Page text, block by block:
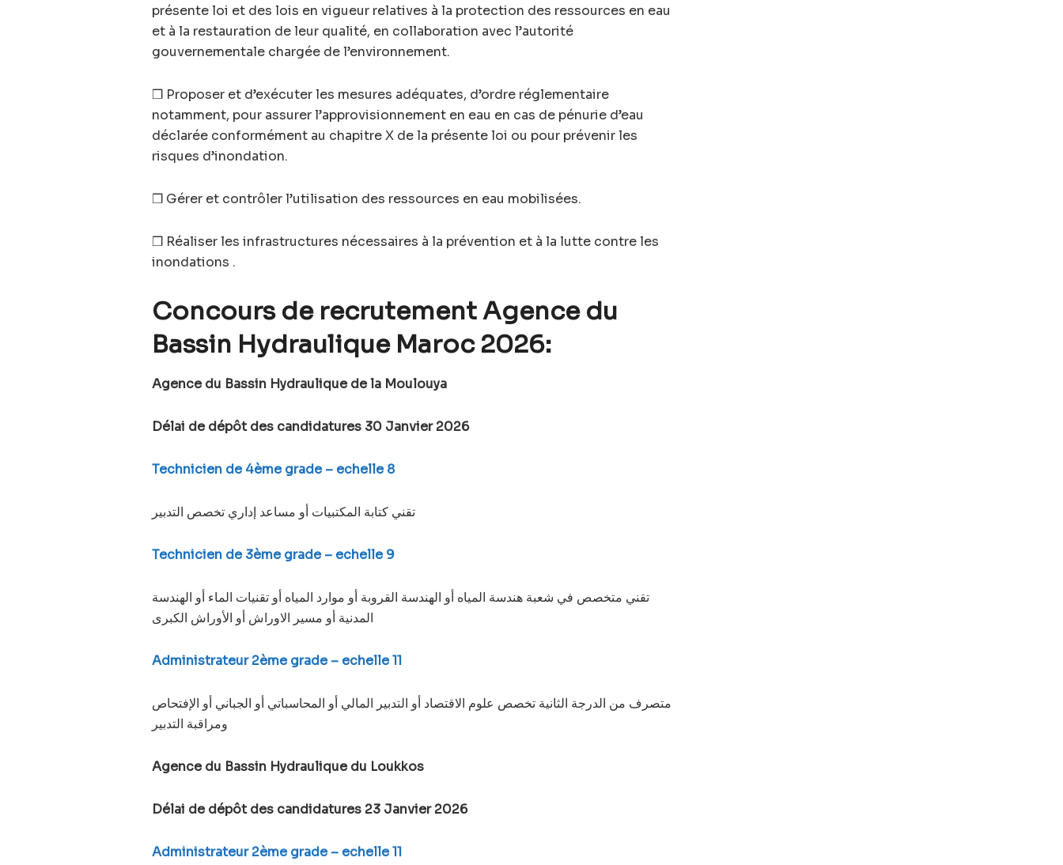
présente loi et des lois en vigueur relatives à la protection des ressources en eau
et à la restauration de leur qualité, en collaboration avec l’autorité
gouvernementale chargée de l’environnement.
❒ Proposer et d’exécuter les mesures adéquates, d’ordre réglementaire
notamment, pour assurer l’approvisionnement en eau en cas de pénurie d’eau
déclarée conformément au chapitre X de la présente loi ou pour prévenir les
risques d’inondation.
❒ Gérer et contrôler l’utilisation des ressources en eau mobilisées.
❒ Réaliser les infrastructures nécessaires à la prévention et à la lutte contre les
inondations .
Concours de recrutement Agence du
Bassin Hydraulique Maroc 2026:
Agence du Bassin Hydraulique de la Moulouya
Délai de dépôt des candidatures 30 Janvier 2026
Technicien de 4ème grade – echelle 8
تقني كتابة المكتبيات أو مساعد إداري تخصص التدبير
Technicien de 3ème grade – echelle 9
تقني متخصص في شعبة هندسة المياه أو الهندسة القروبة أو موارد المياه أو تقنيات الماء أو الهندسة
المدنية أو مسير الاوراش أو الأوراش الكبرى
Administrateur 2ème grade – echelle 11
متصرف من الدرجة الثانية تخصص علوم الاقتصاد أو التدبير المالي أو المحاسباتي أو الجباني أو الإفتحاص
ومراقبة التدبير
Agence du Bassin Hydraulique du Loukkos
Délai de dépôt des candidatures 23 Janvier 2026
Administrateur 2ème grade – echelle 11